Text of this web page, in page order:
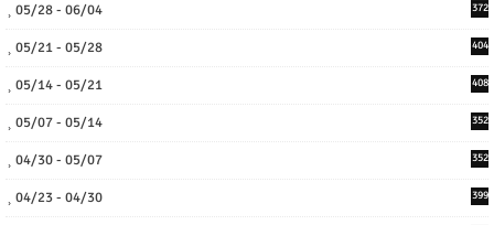
05/28 - 06/04 372
05/21 - 05/28 404
05/14 - 05/21 408
05/07 - 05/14 352
04/30 - 05/07 352
04/23 - 04/30 399